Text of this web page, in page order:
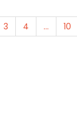
3 4 ... 10